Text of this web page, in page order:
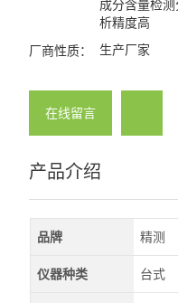
成分含量检
析精度高
厂商性质： 生产厂家
在线留言
产品介绍
品牌 精测
仪器种类 台式